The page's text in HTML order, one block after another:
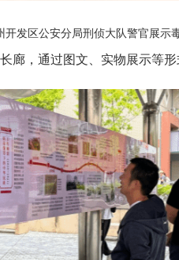
开发区公安分局刑侦大队警官展示
廊，通过图文、实物展示等